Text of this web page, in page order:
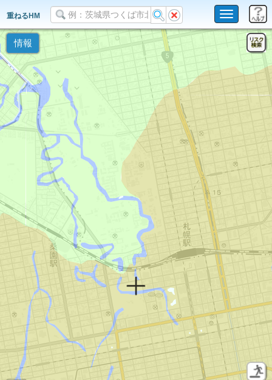
Toggle
navigation
重ねるHM
情報